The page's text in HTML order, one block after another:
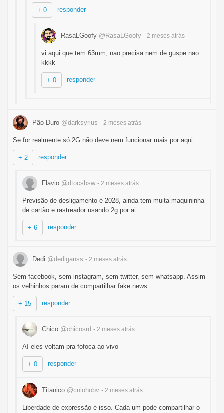
+ 0 responder
RasaLGoofy @RasaLGoofy - 2 meses atrás
vi aqui que tem 63mm, nao precisa nem de guspe nao
kkkk
+ 0 responder
Pão-Duro @darksyrius - 2 meses atrás
Se for realmente só 2G não deve nem funcionar mais por aqui
+ 2 responder
Flavio @dtocsbsw - 2 meses atrás
Previsão de desligamento é 2028, ainda tem muita maquininha
de cartão e rastreador usando 2g por ai.
+ 6 responder
Dedi @dediganss - 2 meses atrás
Sem facebook, sem instagram, sem twitter, sem whatsapp. Assim
os velhinhos param de compartilhar fake news.
+ 15 responder
Chico @chicosrd - 2 meses atrás
Aí eles voltam pra fofoca ao vivo
+ 0 responder
Titanico @cniohobv - 2 meses atrás
Liberdade de expressão é isso. Cada um pode compartilhar o